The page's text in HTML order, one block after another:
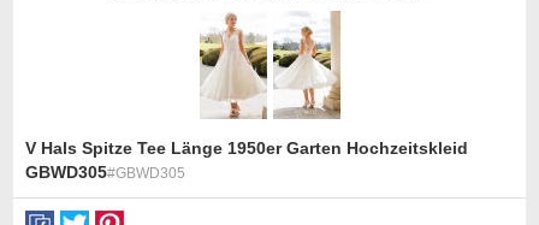
V Hals Spitze Tee Länge 1950er Garten Hochzeitskleid
GBWD305#GBWD305